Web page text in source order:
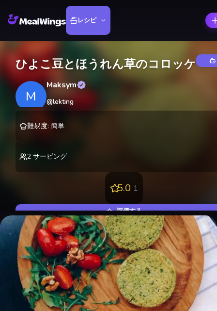
レシピ
ひよこ豆とほうれん草のコロッケ
M
Maksym
@lekting
難易度: 簡単
2 サービング
5.0 1
評価する